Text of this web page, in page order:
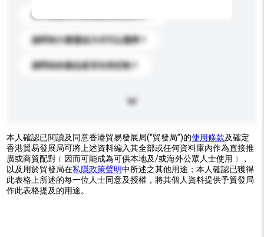
你們能提供的最優惠價格是多少？
請問有什麼運送方式可以選擇？
請問你的產品是否支持定制？
本人確認已閱讀及同意香港貿易發展局(“貿發局”)的使用條款及確定
香港貿易發展局可將上述資料編入其全部或任何資料庫內作為直接推
廣或商貿配對﹝因而可能成為可供本地及/或海外公眾人士使用﹞，
以及用於貿發局在私隱政策聲明中所述之其他用途；本人確認已獲得
此表格上所述的每一位人士同意及授權，將其個人資料提供予貿發局
作此表格提及的用途。